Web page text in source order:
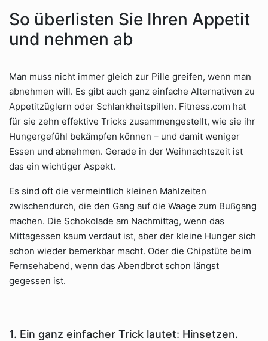
So überlisten Sie Ihren Appetit
und nehmen ab
Man muss nicht immer gleich zur Pille greifen, wenn man
abnehmen will. Es gibt auch ganz einfache Alternativen zu
Appetitzüglern oder Schlankheitspillen. Fitness.com hat
für sie zehn effektive Tricks zusammengestellt, wie sie ihr
Hungergefühl bekämpfen können – und damit weniger
Essen und abnehmen. Gerade in der Weihnachtszeit ist
das ein wichtiger Aspekt.
Es sind oft die vermeintlich kleinen Mahlzeiten
zwischendurch, die den Gang auf die Waage zum Bußgang
machen. Die Schokolade am Nachmittag, wenn das
Mittagessen kaum verdaut ist, aber der kleine Hunger sich
schon wieder bemerkbar macht. Oder die Chipstüte beim
Fernsehabend, wenn das Abendbrot schon längst
gegessen ist.
1. Ein ganz einfacher Trick lautet: Hinsetzen.